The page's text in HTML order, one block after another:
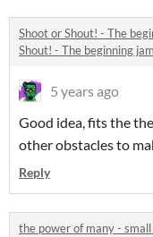
Shoot or Shout! - The
Shout! - The beginning
5 years ago
Good idea, fits the
other obstacles to
Reply
the power of many -